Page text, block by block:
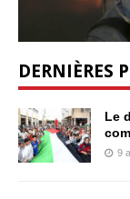
DERNIÈRES
Le
9